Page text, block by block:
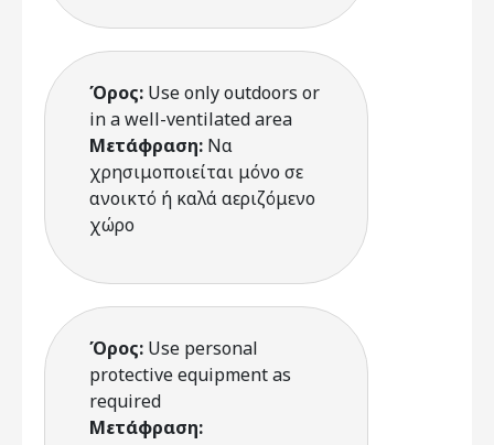
Όρος: Use only outdoors or
in a well-ventilated area
Μετάφραση: Να
χρησιμοποιείται μόνο σε
ανοικτό ή καλά αεριζόμενο
χώρο
Όρος: Use personal
protective equipment as
required
Μετάφραση: